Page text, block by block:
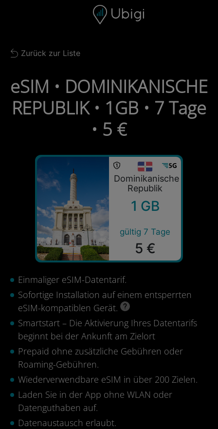
Navigationsleiste Fußzeile
Back to list
Zurück zur Liste
eSIM • DOMINIKANISCHE
REPUBLIK • 1GB • 7 Tage
• 5 €
Dominikanische
Republik
1 GB
gültig 7 Tage
5 €
Einmaliger eSIM-Datentarif.
Sofortige Installation auf einem entsperrten
eSIM-kompatiblen Gerät.
Smartstart – Die Aktivierung Ihres Datentarifs
beginnt bei der Ankunft am Zielort
Prepaid ohne zusätzliche Gebühren oder
Roaming-Gebühren.
Wiederverwendbare eSIM in über 200 Zielen.
Laden Sie in der App ohne WLAN oder
Datenguthaben auf.
Datenaustausch erlaubt.